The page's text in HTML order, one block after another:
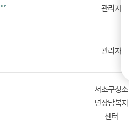
관리자
관리자
서초구청소
년상담복지
센터